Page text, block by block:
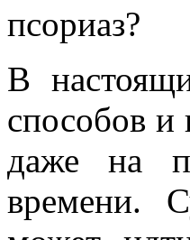
В
способов и
даже на
времени.